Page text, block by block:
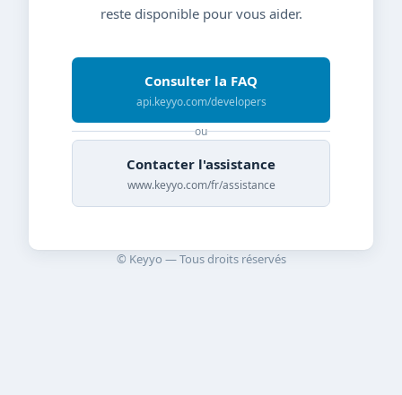
reste disponible pour vous aider.
Consulter la FAQ
api.keyyo.com/developers
ou
Contacter l'assistance
www.keyyo.com/fr/assistance
© Keyyo — Tous droits réservés